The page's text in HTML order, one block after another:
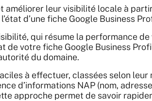
leur visibilité locale à
d’une fiche Google Business
qui résume la performance
de votre fiche Google Business
du domaine.
à effectuer, classées selon
d’informations NAP (nom,
approche permet de savoir